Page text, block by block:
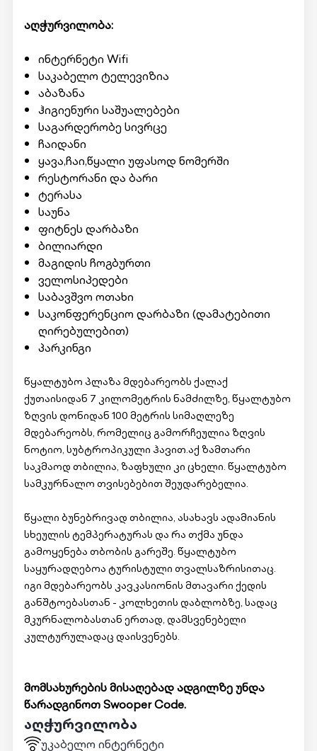
აღჭურვილობა:
ინტერნეტი Wifi
საკაბელო ტელევიზია
აბაზანა
ჰიგიენური საშუალებები
საგარდერობე სივრცე
ჩაიდანი
ყავა,ჩაი,წყალი უფასოდ ნომერში
რესტორანი და ბარი
ტერასა
საუნა
ფიტნეს დარბაზი
ბილიარდი
მაგიდის ჩოგბურთი
ველოსიპედები
საბავშვო ოთახი
საკონფერენციო დარბაზი (დამატებითი
ღირებულებით)
პარკინგი
წყალტუბო პლაზა მდებარეობს ქალაქ
ქუთაისიდან 7 კილომეტრის ნამძილზე, წყალტუბო
ზღვის დონიდან 100 მეტრის სიმაღლეზე
მდებარეობს, რომელიც გამორჩეულია ზღვის
ნოტიო, სუბტროპიკული ჰავით.აქ ზამთარი
საკმაოდ თბილია, ზაფხული კი ცხელი. წყალტუბო
სამკურნალო თვისებებით შეუდარებელია.
წყალი ბუნებრივად თბილია, ასახავს ადამიანის
სხეულის ტემპერატურას და რა თქმა უნდა
გამოყენება თბობის გარეშე. წყალტუბო
საყურადღებოა ტურისტული თვალსაზრისითაც.
იგი მდებარეობს კავკასიონის მთავარი ქედის
განშტოებასთან - კოლხეთის დაბლობზე, სადაც
მკურნალობასთან ერთად, დამსვენებელი
კულტურულადაც დაისვენებს.
მომსახურების მისაღებად ადგილზე უნდა
წარადგინოთ Swooper Code.
აღჭურვილობა
უკაბელო ინტერნეტი